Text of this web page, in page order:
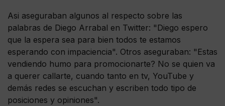
Asi aseguraban algunos al respecto sobre las
palabras de Diego Arrabal en Twitter: "Diego espero
que la espera sea para bien todos te estamos
esperando con impaciencia". Otros aseguraban: "Estas
vendiendo humo para promocionarte? No se quien va
a querer callarte, cuando tanto en tv, YouTube y
demás redes se escuchan y escriben todo tipo de
posiciones y opiniones".